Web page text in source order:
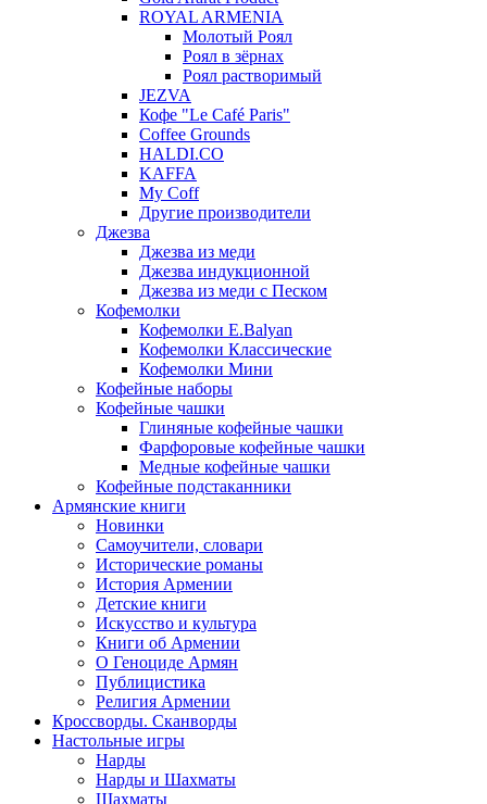
ROYAL ARMENIA
Молотый Роял
Роял в зёрнах
Роял растворимый
JEZVA
Кофе "Le Café Paris"
Coffee Grounds
HALDI.CO
KAFFA
My Coff
Другие производители
Джезва
Джезва из меди
Джезва индукционной
Джезва из меди с Песком
Кофемолки
Кофемолки E.Balyan
Кофемолки Классические
Кофемолки Мини
Кофейные наборы
Кофейные чашки
Глиняные кофейные чашки
Фарфоровые кофейные чашки
Медные кофейные чашки
Кофейные подстаканники
Армянские книги
Новинки
Самоучители, словари
Исторические романы
История Армении
Детские книги
Иcкусство и культура
Книги об Армении
О Геноциде Армян
Публицистика
Религия Армении
Кроссворды. Сканворды
Настольные игры
Нарды
Нарды и Шахматы
Шахматы